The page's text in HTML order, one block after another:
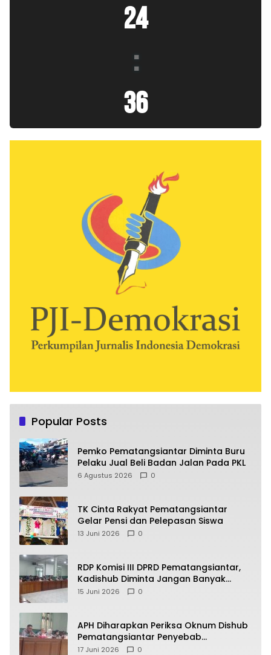
24
:
37
Popular Posts
Pemko Pematangsiantar Diminta Buru
Pelaku Jual Beli Badan Jalan Pada PKL
6 Agustus 2026 0
TK Cinta Rakyat Pematangsiantar
Gelar Pensi dan Pelepasan Siswa
13 Juni 2026 0
RDP Komisi III DPRD Pematangsiantar,
Kadishub Diminta Jangan Banyak
Alasan
15 Juni 2026 0
APH Diharapkan Periksa Oknum Dishub
Pematangsiantar Penyebab
Kebocoran PAD Retribusi Parkir
17 Juni 2026 0